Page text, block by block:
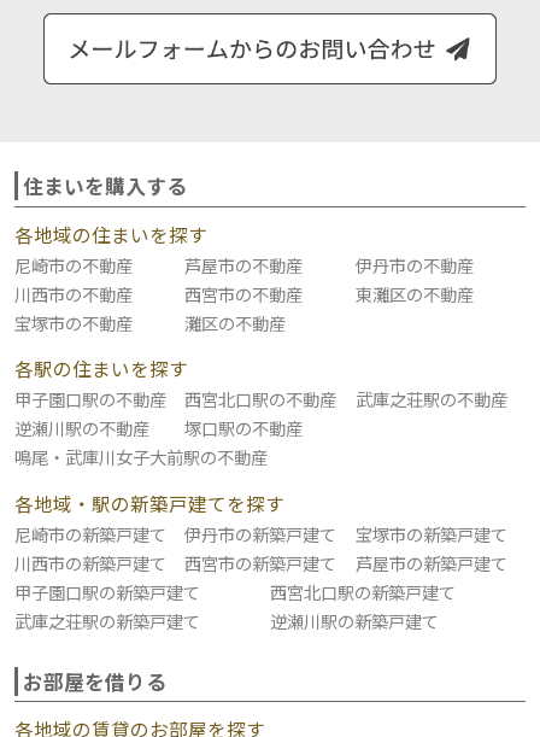
住まいを購入する
各地域の住まいを探す
尼崎市の不動産 芦屋市の不動産
伊丹市の不動産
川西市の不動産
西宮市の不動産
東灘区の不動産
宝塚市の不動産
灘区の不動産
各駅の住まいを探す
甲子園口駅の不動産 西宮北口駅の不動産
武庫之荘駅の不動産
逆瀬川駅の不動産
塚口駅の不動産
鳴尾・武庫川女子大前駅の不動産
各地域・駅の新築戸建てを探す
尼崎市の新築戸建て 伊丹市の新築戸建て
宝塚市の新築戸建て
川西市の新築戸建て
西宮市の新築戸建て
芦屋市の新築戸建て
甲子園口駅の新築戸建て
西宮北口駅の新築戸建て
武庫之荘駅の新築戸建て
逆瀬川駅の新築戸建て
お部屋を借りる
各地域の賃貸のお部屋を探す